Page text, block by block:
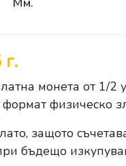
монета от 1/2
физическо
защото
бъдещо